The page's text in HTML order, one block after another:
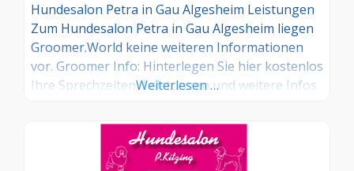
Hundesalon Petra in Gau Algesheim Leistungen
Zum Hundesalon Petra in Gau Algesheim liegen
Groomer.World keine weiteren Informationen
vor. Groomer Info: Hinterlegen Sie hier kostenlos
Ihre Sprechzeiten, Leistungen und weitere Infos
Hundesalons? Dann teilen Sie Ihre Erfahrungen
über die Kommentarfunktion unten mit anderen
Hundebesitzer/innen!
Weiterlesen …